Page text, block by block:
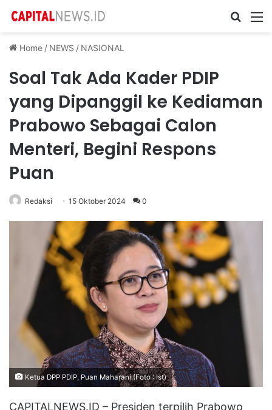
Cari ...
Home / NEWS / NASIONAL
Soal Tak Ada Kader PDIP
yang Dipanggil ke Kediaman
Prabowo Sebagai Calon
Menteri, Begini Respons
Puan
Redaksi 15 Oktober 2024 0
Ketua DPP PDIP, Puan Maharani (Foto : Ist)
CAPITALNEWS.ID – Presiden terpilih Prabowo